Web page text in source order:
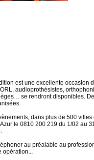
est une excellente occasion
audioprothésistes,
se rendront disponibles.
dans plus de 500
le 0810 200 219 du 1/02 au
au préalable au
opération...